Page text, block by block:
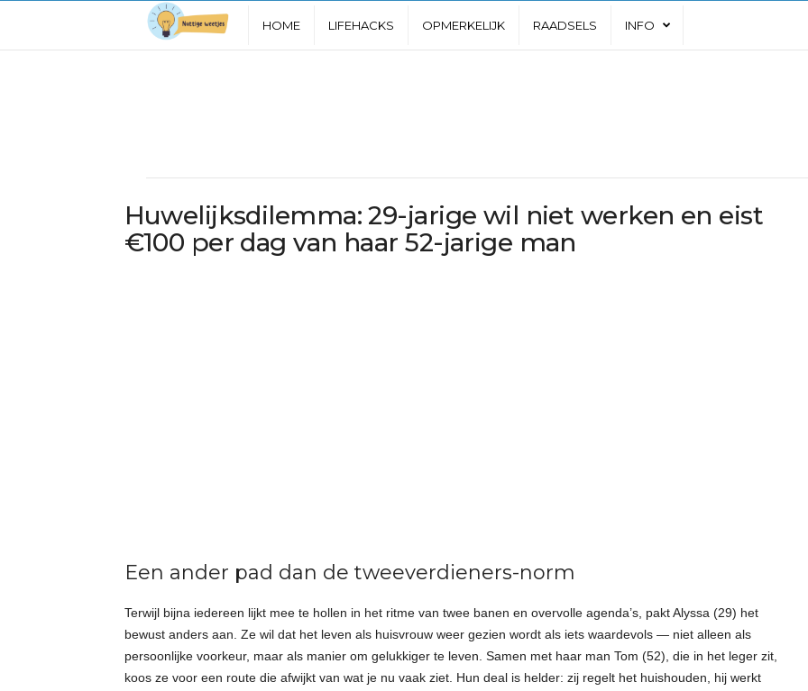
i
g
HOME LIFEHACKS OPMERKELIJK RAADSELS INFO
Huwelijksdilemma: 29-jarige wil niet werken en eist
€100 per dag van haar 52-jarige man
Een ander pad dan de tweeverdieners-norm
Terwijl bijna iedereen lijkt mee te hollen in het ritme van twee banen en overvolle agenda’s, pakt Alyssa (29) het
bewust anders aan. Ze wil dat het leven als huisvrouw weer gezien wordt als iets waardevols — niet alleen als
persoonlijke voorkeur, maar als manier om gelukkiger te leven. Samen met haar man Tom (52), die in het leger zit,
koos ze voor een route die afwijkt van wat je nu vaak ziet. Hun deal is helder: zij regelt het huishouden, hij werkt